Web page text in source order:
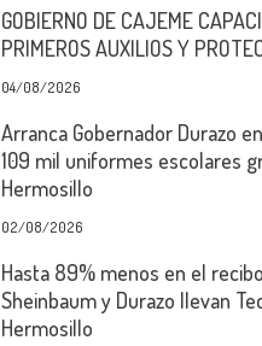
GOBIERNO DE CAJEME
PRIMEROS AUXILIOS Y
04/08/2026
Arranca Gobernador Durazo
109 mil uniformes escolares
Hermosillo
02/08/2026
Hasta 89% menos en el
Sheinbaum y Durazo llevan
Hermosillo